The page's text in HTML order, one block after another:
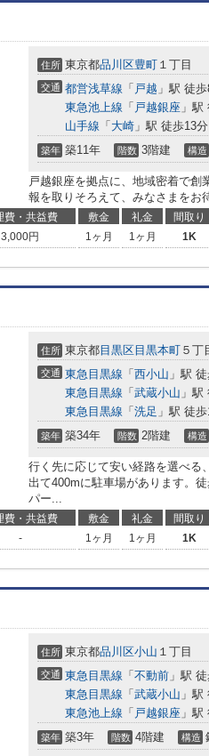
住所 東京都品川区豊町 １丁目
交通 都営浅草線 「 戸越 」駅 徒
東急池上線 「 戸越銀座 」駅
山手線 「 大崎 」駅 徒歩13分
築年 築11年 階数 3階建 構造
戸越銀座を拠点に、地域密着で創
報を取りそろえて、みなさまをお
費・共益費 敷金 礼金 間取り
3,000円 1ヶ月 1ヶ月 1K
住所 東京都目黒区目黒本町 ５丁
交通 東急目黒線 「 西小山 」駅
東急目黒線 「 武蔵小山 」駅
東急目黒線 「 洗足 」駅 徒
築年 築34年 階数 2階建 構造
行く先に応じて安い経路を選べる
出て400mに駐車場があります。
パー...
費・共益費 敷金 礼金 間取り
- 1ヶ月 1ヶ月 1K
住所 東京都品川区小山 １丁目
交通 東急目黒線 「 不動前 」駅
東急目黒線 「 武蔵小山 」駅
東急池上線 「 戸越銀座 」駅
築年 築3年 階数 4階建 構造